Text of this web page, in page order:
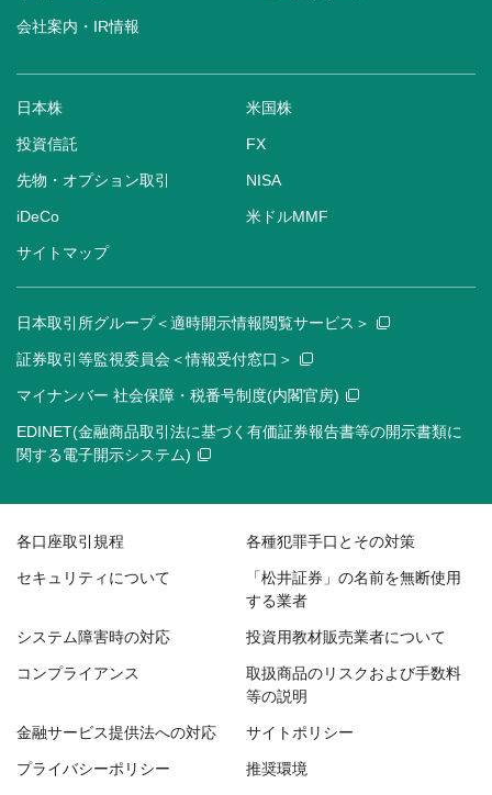
会社案内・IR情報
日本株 米国株
投資信託 FX
先物・オプション取引 NISA
iDeCo 米ドルMMF
サイトマップ
日本取引所グループ＜適時開示情報閲覧サービス＞
証券取引等監視委員会＜情報受付窓口＞
マイナンバー 社会保障・税番号制度(内閣官房)
EDINET(金融商品取引法に基づく有価証券報告書等の開示書類に
関する電子開示システム)
各口座取引規程 各種犯罪手口とその対策
セキュリティについて
「松井証券」の名前を無断使用
する業者
システム障害時の対応 投資用教材販売業者について
コンプライアンス
取扱商品のリスクおよび手数料
等の説明
金融サービス提供法への対応 サイトポリシー
プライバシーポリシー 推奨環境